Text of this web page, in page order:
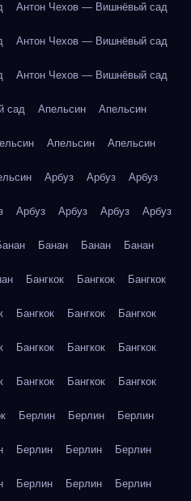
Антон Чехов — Вишнёвый сад
Антон Чехов — Вишнёвый сад
Антон Чехов — Вишнёвый сад
сад Апельсин Апельсин
Апельсин Апельсин
Арбуз Арбуз Арбуз
Арбуз Арбуз Арбуз Арбуз
Банан Банан Банан
Бангкок Бангкок Бангкок
Бангкок Бангкок Бангкок
Бангкок Бангкок Бангкок
Бангкок Бангкок Бангкок
Берлин Берлин Берлин
Берлин Берлин Берлин
Берлин Берлин Берлин